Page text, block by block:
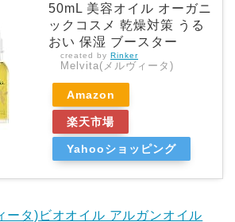
50mL 美容オイル オーガニ
ックコスメ 乾燥対策 うる
おい 保湿 ブースター
created by Rinker
Melvita(メルヴィータ)
Amazon
楽天市場
Yahooショッピング
ータ)ビオオイル アルガンオイル